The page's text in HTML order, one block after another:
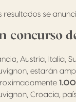
resultados se
concurso
Austria, Italia,
estarán
Croacia,